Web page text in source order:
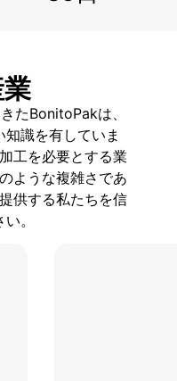
たBonitoPakは、
識を有していま
工を必要とする業
ような複雑さであ
供する私たちを信
。